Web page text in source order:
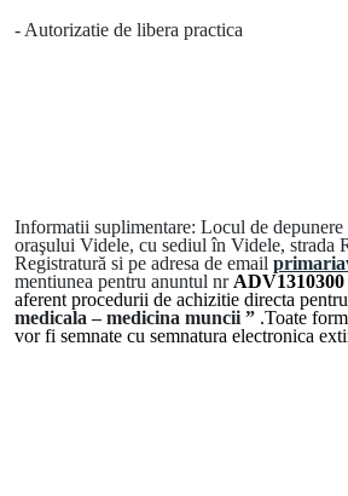
- Autorizatie de libera practica
Informatii suplimentare: Locul de
oraşului Videle, cu sediul în Videle, strada
Registratură si pe adresa de email
mentiunea pentru anuntul nr
aferent procedurii de achizitie directa pentru
medicala – medicina muncii ” .Toate
vor fi semnate cu semnatura electronica